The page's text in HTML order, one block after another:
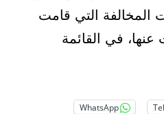
المخالفة التي قامت
عنها، في القائمة
WhatsApp